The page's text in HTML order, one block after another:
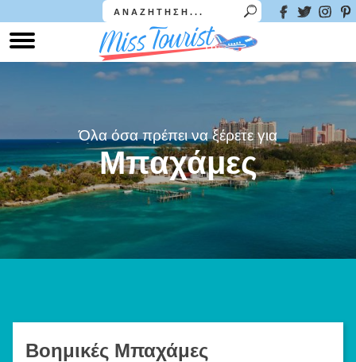
Όλα όσα πρέπει να ξέρετε για
Μπαχάμες
Βοημικές Μπαχάμες